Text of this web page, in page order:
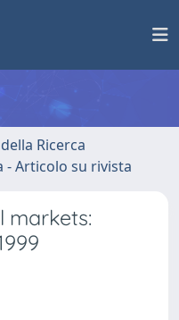
Ricerca
- Articolo su rivista
markets: